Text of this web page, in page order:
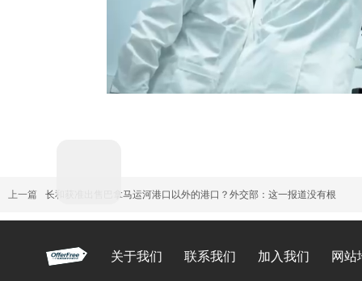
播
放
上一篇 长和获准出售巴拿马运河港口以外的港口？外交部：这一报道没有根
关于我们 联系我们 加入我们 网站